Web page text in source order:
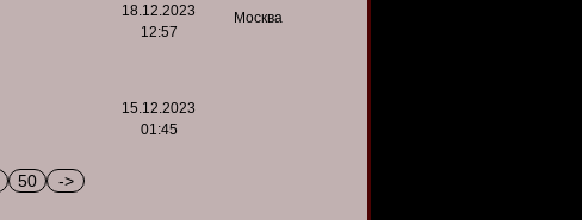
18.12.2023
12:57
Москва
15.12.2023
01:45
50 ->